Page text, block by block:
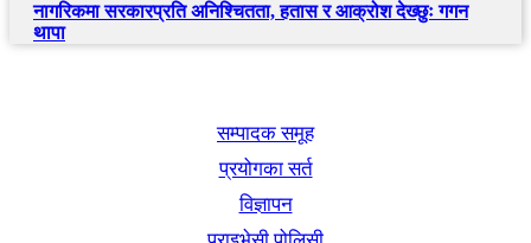
नागरिकमा सरकारप्रति अनिश्चितता, हतास र आक्रोश देख्छुः गगन
थापा
सम्पादक समूह
प्रयोगका सर्त
विज्ञापन